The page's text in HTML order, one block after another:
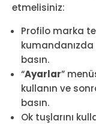
etmelisiniz:
Profilo marka
kumandanızda
basın.
“Ayarlar”
kullanın ve
basın.
Ok tuşlarını